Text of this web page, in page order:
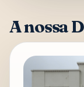
A nossa